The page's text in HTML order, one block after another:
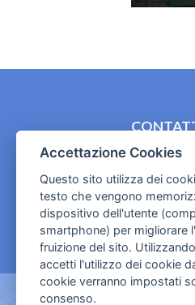
Cookies
Accettazione Cookies
Questo sito utilizza dei
testo che vengono
dispositivo dell'utente
smartphone) per migliorare
fruizione del sito.
accetti l'utilizzo dei cookie
cookie verranno impostati
consenso.